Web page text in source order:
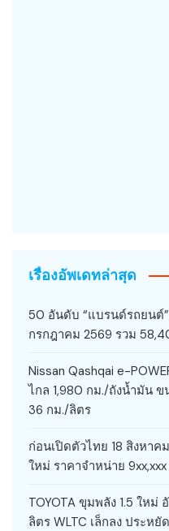
เรื่องอัพเดทล่าสุด
50 อันดับ “แบรนด์รถยนต์
กรกฎาคม 2569 รวม
Nissan Qashqai e-
ไกล 1,980 กม./ถังน้ำมัน
36 กม./ลิตร
ก่อนเปิดตัวไทย 18 สิงหาค
ใหม่ ราคาจำหน่าย
TOYOTA ขุมพลัง 1.5 ให
ลิตร WLTC เล็กลง ประห